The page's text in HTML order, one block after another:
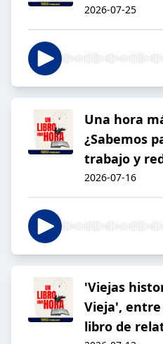
2026-07-25
Una hora
¿Sabemos
trabajo y
2026-07-16
'Viejas
Vieja',
libro de